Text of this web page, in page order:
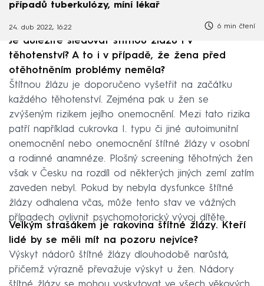
případů tuberkulózy, míní lékař
24. dub 2022, 16:22 6 min čtení
Je důležité sledovat štítnou žlázu i v
těhotenství? A to i v případě, že žena před
otěhotněním problémy neměla?
Štítnou žlázu je doporučeno vyšetřit na začátku
každého těhotenství. Zejména pak u žen se
zvýšeným rizikem jejího onemocnění. Mezi tato rizika
patří například cukrovka I. typu či jiné autoimunitní
onemocnění nebo onemocnění štítné žlázy v osobní
a rodinné anamnéze. Plošný screening těhotných žen
však v Česku na rozdíl od některých jiných zemí zatím
zaveden nebyl. Pokud by nebyla dysfunkce štítné
žlázy odhalena včas, může tento stav ve vážných
případech ovlivnit psychomotorický vývoj dítěte.
Velkým strašákem je rakovina štítné žlázy. Kteří
lidé by se měli mít na pozoru nejvíce?
Výskyt nádorů štítné žlázy dlouhodobě narůstá,
přičemž výrazně převažuje výskyt u žen. Nádory